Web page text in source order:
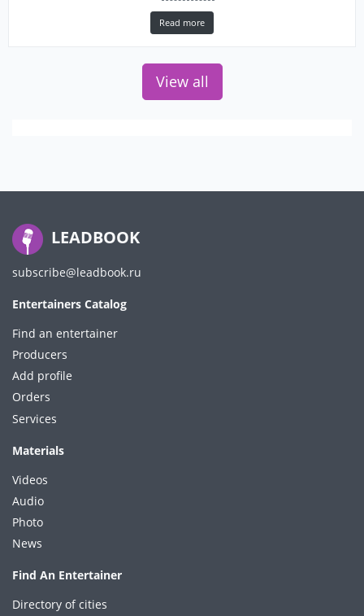
Read more
View all
LEADBOOK
subscribe@leadbook.ru
Entertainers Catalog
Find an entertainer
Producers
Add profile
Orders
Services
Materials
Videos
Audio
Photo
News
Find An Entertainer
Directory of cities